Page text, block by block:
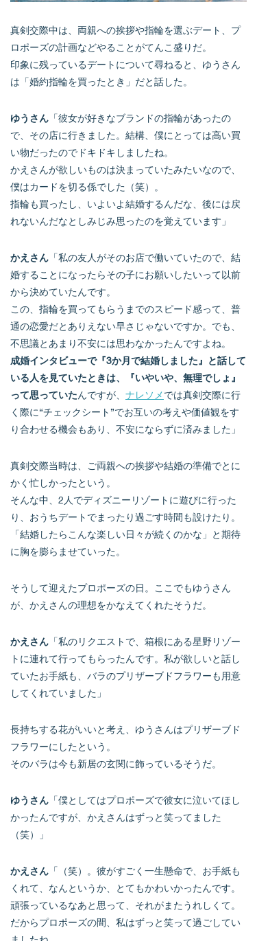
真剣交際中は、両親への挨拶や指輪を選ぶデート、プ
ロポーズの計画などやることがてんこ盛りだ。
印象に残っているデートについて尋ねると、ゆうさん
は「婚約指輪を買ったとき」だと話した。
ゆうさん 「彼女が好きなブランドの指輪があったの
で、その店に行きました。結構、僕にとっては高い買
い物だったのでドキドキしましたね。
かえさんが欲しいものは決まっていたみたいなので、
僕はカードを切る係でした（笑）。
指輪も買ったし、いよいよ結婚するんだな、後には戻
れないんだなとしみじみ思ったのを覚えています」
かえさん 「私の友人がそのお店で働いていたので、結
婚することになったらその子にお願いしたいって以前
から決めていたんです。
この、指輪を買ってもらうまでのスピード感って、普
通の恋愛だとありえない早さじゃないですか。でも、
不思議とあまり不安には思わなかったんですよね。
成婚インタビューで『3か月で結婚しました』と話して
いる人を見ていたときは、『いやいや、無理でしょ』
って思っていたんですが、 ナレソメでは真剣交際に行
く際に“チェックシート”でお互いの考えや価値観をす
り合わせる機会もあり、不安にならずに済みました」
真剣交際当時は、ご両親への挨拶や結婚の準備でとに
かく忙しかったという。
そんな中、2人でディズニーリゾートに遊びに行った
り、おうちデートでまったり過ごす時間も設けたり。
「結婚したらこんな楽しい日々が続くのかな」と期待
に胸を膨らませていった。
そうして迎えたプロポーズの日。ここでもゆうさん
が、かえさんの理想をかなえてくれたそうだ。
かえさん 「私のリクエストで、箱根にある星野リゾー
トに連れて行ってもらったんです。私が欲しいと話し
ていたお手紙も、バラのプリザーブドフラワーも用意
してくれていました」
長持ちする花がいいと考え、ゆうさんはプリザーブド
フラワーにしたという。
そのバラは今も新居の玄関に飾っているそうだ。
ゆうさん 「僕としてはプロポーズで彼女に泣いてほし
かったんですが、かえさんはずっと笑ってました
（笑）」
かえさん 「（笑）。彼がすごく一生懸命で、お手紙も
くれて、なんというか、とてもかわいかったんです。
頑張っているなあと思って、それがまたうれしくて。
だからプロポーズの間、私はずっと笑って過ごしてい